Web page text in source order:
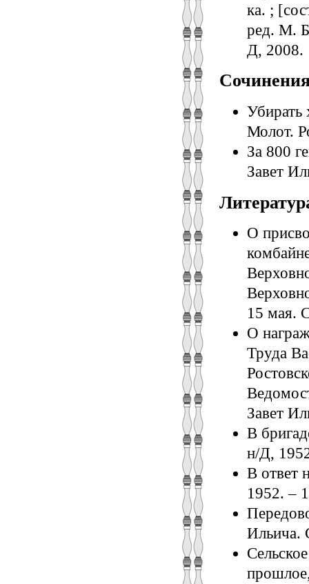
ка. ;
ред. М.
Д, 2008.
Убирать
Молот.
За 800
Завет
О
15 мая.
О
Труда
Завет
В
н/Д,
В ответ
1952. –
Ильича.